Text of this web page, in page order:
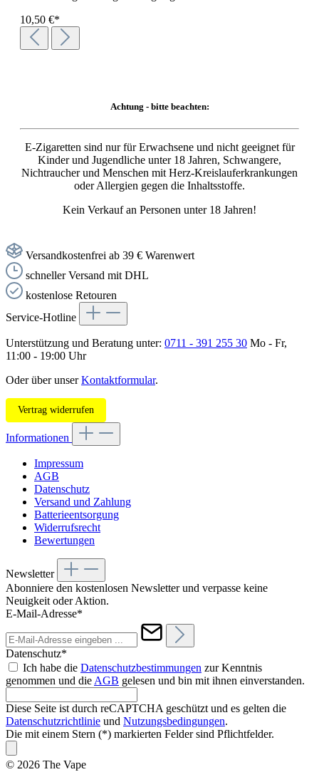
10,50 €*
Achtung - bitte beachten:
E-Zigaretten sind nur für Erwachsene und nicht geeignet für
Kinder und Jugendliche unter 18 Jahren, Schwangere,
Nichtraucher und Menschen mit Herz-Kreislauferkrankungen
oder Allergien gegen die Inhaltsstoffe.
Kein Verkauf an Personen unter 18 Jahren!
Versandkostenfrei ab 39 € Warenwert
schneller Versand mit DHL
kostenlose Retouren
Service-Hotline
Unterstützung und Beratung unter: 0711 - 391 255 30 Mo - Fr,
11:00 - 19:00 Uhr
Oder über unserKontaktformular.
Vertrag widerrufen
Informationen
Impressum
AGB
Datenschutz
Versand und Zahlung
Batterieentsorgung
Widerrufsrecht
Bewertungen
Newsletter
Abonniere den kostenlosen Newsletter und verpasse keine
Neuigkeit oder Aktion.
E-Mail-Adresse*
Datenschutz*
Ich habe die Datenschutzbestimmungen zur Kenntnis
genommen und die AGB gelesen und bin mit ihnen einverstanden.
Diese Seite ist durch reCAPTCHA geschützt und es gelten die
Datenschutzrichtlinie und Nutzungsbedingungen.
Die mit einem Stern (*) markierten Felder sind Pflichtfelder.
© 2026 The Vape